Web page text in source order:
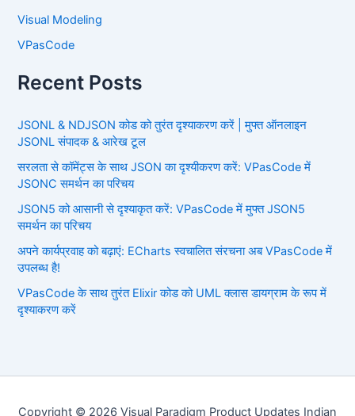
Visual Modeling
VPasCode
Recent Posts
JSONL & NDJSON कोड को तुरंत दृश्याकरण करें | मुफ्त ऑनलाइन
JSONL संपादक & आरेख टूल
सरलता से कॉमेंट्स के साथ JSON का दृश्यीकरण करें: VPasCode में
JSONC समर्थन का परिचय
JSON5 को आसानी से दृश्याकृत करें: VPasCode में मुफ्त JSON5
समर्थन का परिचय
अपने कार्यप्रवाह को बढ़ाएं: ECharts स्वचालित संरचना अब VPasCode में
उपलब्ध है!
VPasCode के साथ तुरंत Elixir कोड को UML क्लास डायग्राम के रूप में
दृश्याकरण करें
Copyright © 2026 Visual Paradigm Product Updates Indian